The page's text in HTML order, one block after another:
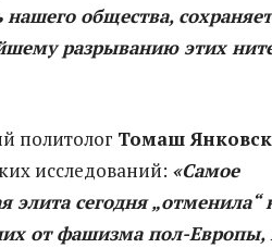
общества,
разрыванию этих
политолог Томаш
исследований: «Самое
элита сегодня „отменила“
от фашизма пол-Европы,